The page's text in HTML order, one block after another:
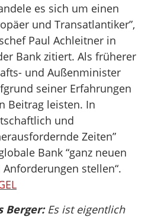
es sich um einen
und Transatlantiker”,
Paul Achleitner in
Bank zitiert. Als früherer
und Außenminister
seiner Erfahrungen
Beitrag leisten. In
und
Zeiten”
Bank “ganz neuen
stellen“.
Berger:Es ist eigentlich